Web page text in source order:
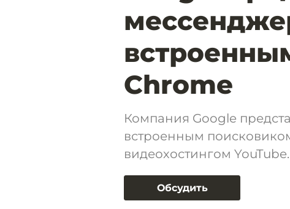
Chrome
Компания Google
встроенным
видеохостингом YouTube.
Обсудить